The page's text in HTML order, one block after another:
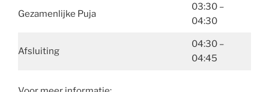
Gezamenlijke Puja
03:30 –
04:30
Afsluiting
04:30 –
04:45